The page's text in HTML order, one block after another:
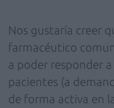
Nos gustaría creer
farmacéutico
a poder responder
pacientes (a
de forma activa en